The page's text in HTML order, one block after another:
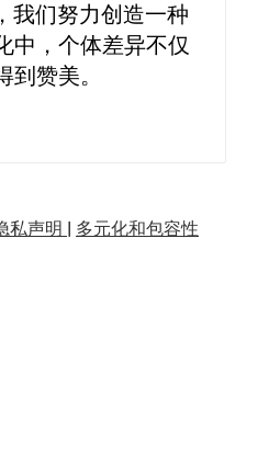
我们努力创造一种
中，个体差异不仅
到赞美。
声明 | 多元化和包容性